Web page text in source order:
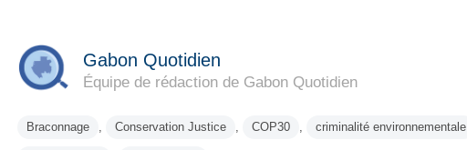
Gabon Quotidien
Équipe de rédaction de Gabon Quotidien
Braconnage , Conservation Justice , COP30 , criminalité environnementale